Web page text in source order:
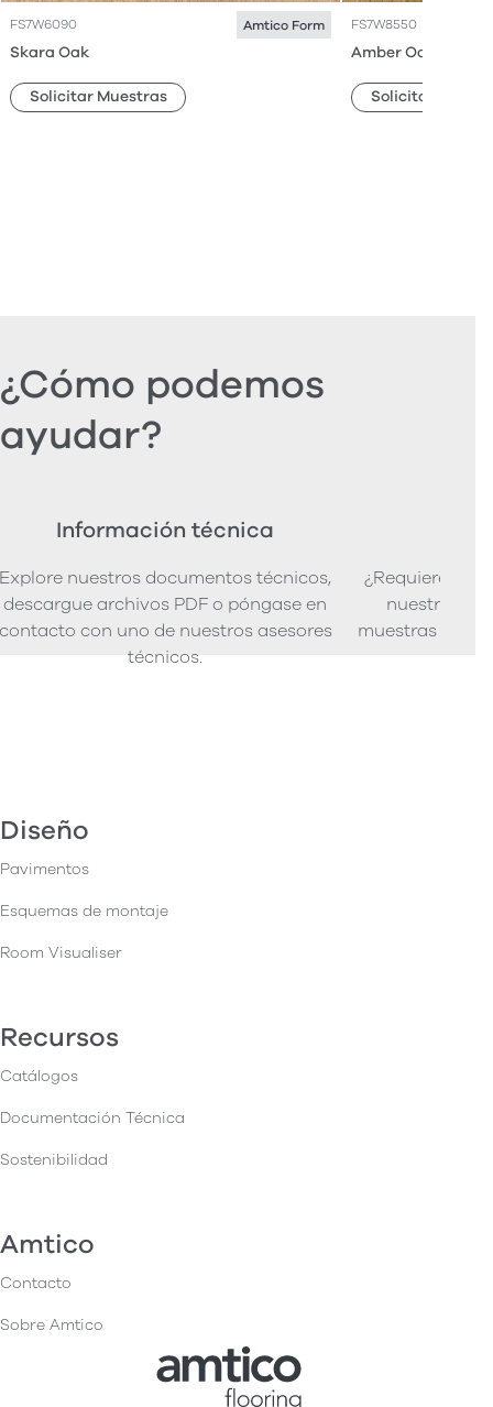
FS7W6090 Amtico Form
Skara Oak
Solicitar Muestras
FS7W8550
Amber Oak
Solicitar
¿Cómo podemos
ayudar?
Información técnica
Explore nuestros documentos técnicos,
descargue archivos PDF o póngase en
con uno de nuestros asesores
técnicos.
¿Requiere
nuestra
muestras de
Diseño
Pavimentos
Esquemas de montaje
Room Visualiser
Recursos
Catálogos
Documentación Técnica
Sostenibilidad
Amtico
Contacto
Sobre Amtico